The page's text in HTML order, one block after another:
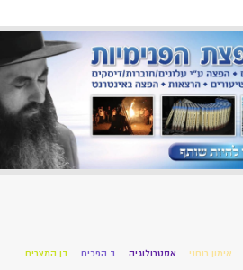
אימון רוחני אסטרולוגיה ב הפכים בן המצרים